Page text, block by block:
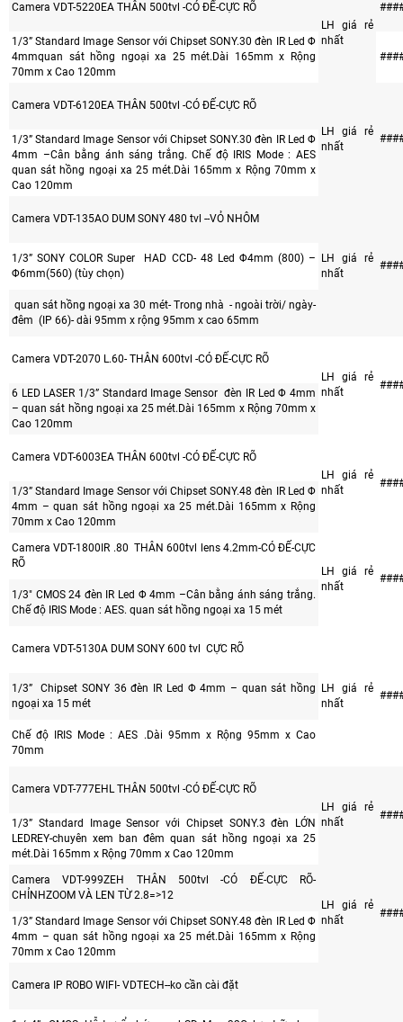
Camera VDT-5220EA THÂN 500tvl -CÓ ĐẾ-CỰC RÕ
LH giá rẻ
nhất
1/3” Standard Image Sensor với Chipset SONY.30 đèn IR Led Φ
4mmquan sát hồng ngoại xa 25 mét.Dài 165mm x Rộng
70mm x Cao 120mm
Camera VDT-6120EA THÂN 500tvl -CÓ ĐẾ-CỰC RÕ
LH giá rẻ
nhất
1/3” Standard Image Sensor với Chipset SONY.30 đèn IR Led Φ
4mm –Cân bằng ánh sáng trắng. Chế độ IRIS Mode : AES
quan sát hồng ngoại xa 25 mét.Dài 165mm x Rộng 70mm x
Cao 120mm
Camera VDT-135AO DUM SONY 480 tvl --VỎ NHÔM
LH giá rẻ
nhất
1/3” SONY COLOR Super HAD CCD- 48 Led Φ4mm (800) –
Φ6mm(560) (tùy chọn)
quan sát hồng ngoại xa 30 mét- Trong nhà - ngoài trời/ ngày-
đêm (IP 66)- dài 95mm x rộng 95mm x cao 65mm
Camera VDT-2070 L.60- THÂN 600tvl -CÓ ĐẾ-CỰC RÕ
LH giá rẻ
nhất
6 LED LASER 1/3” Standard Image Sensor đèn IR Led Φ 4mm
– quan sát hồng ngoại xa 25 mét.Dài 165mm x Rộng 70mm x
Cao 120mm
Camera VDT-6003EA THÂN 600tvl -CÓ ĐẾ-CỰC RÕ
LH giá rẻ
nhất
1/3” Standard Image Sensor với Chipset SONY.48 đèn IR Led Φ
4mm – quan sát hồng ngoại xa 25 mét.Dài 165mm x Rộng
70mm x Cao 120mm
Camera VDT-1800IR .80 THÂN 600tvl lens 4.2mm-CÓ ĐẾ-CỰC
RÕ
LH giá rẻ
nhất
1/3" CMOS 24 đèn IR Led Φ 4mm –Cân bằng ánh sáng trắng.
Chế độ IRIS Mode : AES. quan sát hồng ngoại xa 15 mét
Camera VDT-5130A DUM SONY 600 tvl CỰC RÕ
LH giá rẻ
nhất
1/3” Chipset SONY 36 đèn IR Led Φ 4mm – quan sát hồng
ngoại xa 15 mét
Chế độ IRIS Mode : AES .Dài 95mm x Rộng 95mm x Cao
70mm
Camera VDT-777EHL THÂN 500tvl -CÓ ĐẾ-CỰC RÕ
LH giá rẻ
nhất
1/3” Standard Image Sensor với Chipset SONY.3 đèn LỚN
LEDREY-chuyên xem ban đêm quan sát hồng ngoại xa 25
mét.Dài 165mm x Rộng 70mm x Cao 120mm
Camera VDT-999ZEH THÂN 500tvl -CÓ ĐẾ-CỰC RÕ-
CHỈNHZOOM VÀ LEN TỪ 2.8=>12
LH giá rẻ
nhất
1/3” Standard Image Sensor với Chipset SONY.48 đèn IR Led Φ
4mm – quan sát hồng ngoại xa 25 mét.Dài 165mm x Rộng
70mm x Cao 120mm
Camera IP ROBO WIFI- VDTECH--ko cần cài đặt